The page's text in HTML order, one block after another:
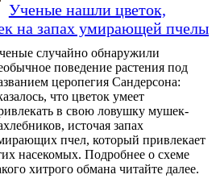
Ученые нашли цветок,
на запах умирающей пчелы
случайно обнаружили
поведение растения под
церопегия Сандерсона:
что цветок умеет
в свою ловушку мушек-
источая запах
пчел, который привлекает
насекомых. Подробнее о схеме
хитрого обмана читайте далее.